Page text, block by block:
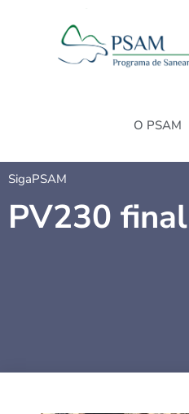
O PSAM
SigaPSAM
PV230